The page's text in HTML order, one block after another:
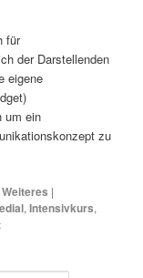
für
der Darstellenden
eigene
um ein
zu
Weiteres |
,Intensivkurs,